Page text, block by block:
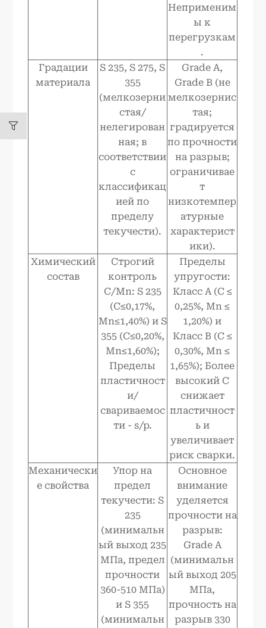
Неприменим
ы к
перегрузкам
.
Градации
материала
S 235, S 275, S
355
(мелкозерни
стая/
нелегирован
ная; в
соответствии
с
классификац
ией по
пределу
текучести).
Grade A,
Grade B (не
мелкозернис
тая;
градируется
по прочности
на разрыв;
ограничивае
т
низкотемпер
атурные
характерист
ики).
Химический
состав
Строгий
контроль
C/Mn: S 235
(C≤0,17%,
Mn≤1,40%) и S
355 (C≤0,20%,
Mn≤1,60%);
Пределы
пластичност
и/
свариваемос
ти - s/p.
Пределы
упругости:
Класс A (C ≤
0,25%, Mn ≤
1,20%) и
Класс B (C ≤
0,30%, Mn ≤
1,65%); Более
высокий C
снижает
пластичност
ь и
увеличивает
риск сварки.
Механически
е свойства
Упор на
предел
текучести: S
235
(минимальн
ый выход 235
МПа, предел
прочности
360-510 МПа)
и S 355
(минимальн
Основное
внимание
уделяется
прочности на
разрыв:
Grade A
(минимальн
ый выход 205
МПа,
прочность на
разрыв 330